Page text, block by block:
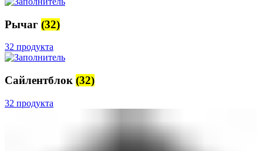
Рычаг (32)
32 продукта
Сайлентблок (32)
32 продукта